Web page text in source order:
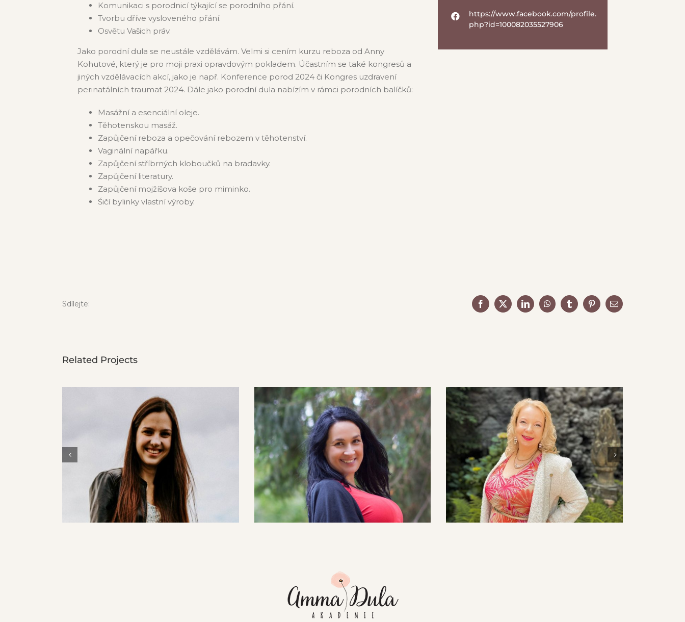
Komunikaci s porodnicí týkající se porodního přání.
Tvorbu dříve vysloveného přání.
Osvětu Vašich práv.
Jako porodní dula se neustále vzdělávám. Velmi si cením kurzu reboza od Anny
Kohutové, který je pro moji praxi opravdovým pokladem. Účastním se také kongresů a
jiných vzdělávacích akcí, jako je např. Konference porod 2024 či Kongres uzdravení
perinatálních traumat 2024. Dále jako porodní dula nabízím v rámci porodních balíčků:
Masážní a esenciální oleje.
Těhotenskou masáž.
Zapůjčení reboza a opečování rebozem v těhotenství.
Vaginální napářku.
Zapůjčení stříbrných kloboučků na bradavky.
Zapůjčení literatury.
Zapůjčení mojžíšova koše pro miminko.
Śičí bylinky vlastní výroby.
https://www.facebook.com/profile.
php?id=100082035527906
Sdílejte: Facebook
X LinkedInWhatsAppTumblrPinterestEmail
Related Projects
Gabriela Švadlenková